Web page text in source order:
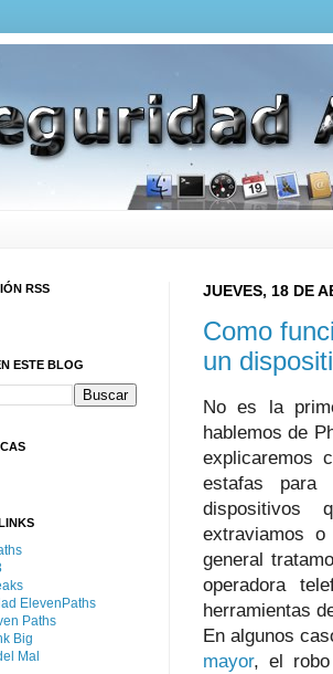
JUEVES, 18 DE
Como
un
No es la
hablemos de
explicaremos
estafas para
dispositivos
extraviamos
general
operadora
herramientas
En algunos
mayor, el robo
RSS
ESTE BLOG
ElevenPaths
Paths
Big
Mal